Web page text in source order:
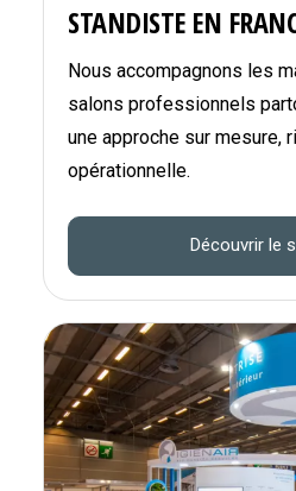
STANDISTE EN
Nous accompagnons les
salons professionnels
une approche sur mesure,
opérationnelle.
Découvrir le